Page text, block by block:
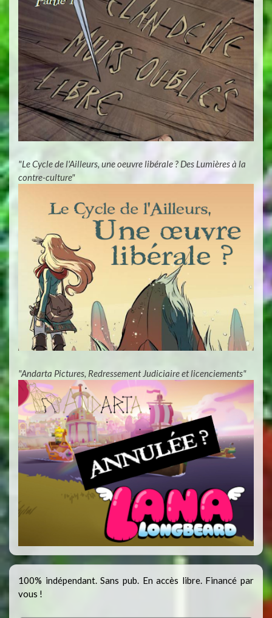
"Le Cycle de l'Ailleurs, une oeuvre libérale ? Des Lumières à la
contre-culture"
"Andarta Pictures, Redressement Judiciaire et licenciements"
100% indépendant. Sans pub. En accès libre. Financé par
vous !